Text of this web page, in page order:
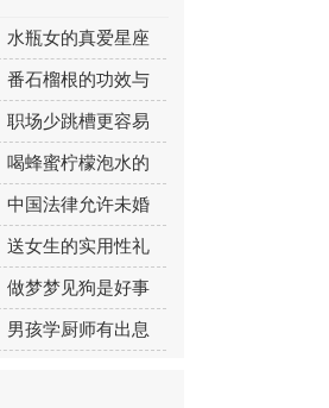
水瓶女的真爱星座
番石榴根的功效与
职场少跳槽更容易
成功
喝蜂蜜柠檬泡水的
和好处
中国法律允许未婚
吗
送女生的实用性礼
做梦梦见狗是好事
坏事
男孩学厨师有出息